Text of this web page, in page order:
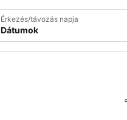
Érkezés/távozás napja
Dátumok